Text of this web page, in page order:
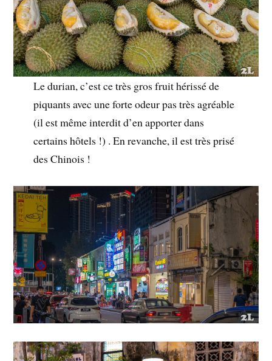
Le durian, c’est ce très gros fruit hérissé de
piquants avec une forte odeur pas très agréable
(il est même interdit d’en apporter dans
certains hôtels !) . En revanche, il est très prisé
des Chinois !